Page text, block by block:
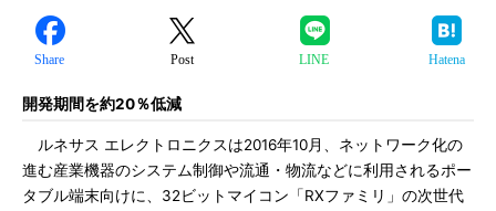
Share Post LINE Hatena
開発期間を約20％低減
ルネサス エレクトロニクスは2016年10月、ネットワーク化の
進む産業機器のシステム制御や流通・物流などに利用されるポー
タブル端末向けに、32ビットマイコン「RXファミリ」の次世代